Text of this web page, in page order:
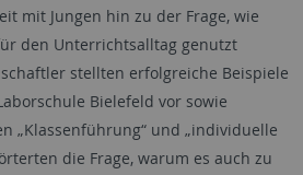
mit Jungen hin zu der Frage, wie
den Unterrichtsalltag genutzt
stellten erfolgreiche Beispiele
Bielefeld vor sowie
„Klassenführung“ und „individuelle
die Frage, warum es auch zu